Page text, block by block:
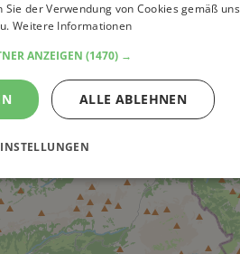
der Verwendung von Cookies gemäß
Weitere Informationen
ANZEIGEN (1470) →
ALLE ABLEHNEN